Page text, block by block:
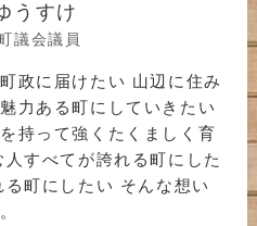
うすけ
議会議員
政に届けたい 山辺に住み
力ある町にしていきたい
持って強くたくましく育
すべてが誇れる町にした
町にしたい そんな想い